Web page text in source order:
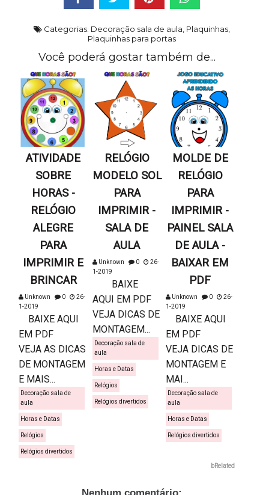
Categorias: Decoração sala de aula, Plaquinhas,
Plaquinhas para portas
Você poderá gostar também de...
ATIVIDADE
SOBRE
HORAS -
RELÓGIO
ALEGRE
PARA
IMPRIMIR E
BRINCAR
Unknown 0
26-
1-2019
BAIXE AQUI
EM PDF
VEJA AS DICAS
DE MONTAGEM
E MAIS...
Decoração sala de
aula
Horas e Datas
Relógios
Relógios divertidos
RELÓGIO
MODELO SOL
PARA
IMPRIMIR -
SALA DE
AULA
Unknown 0
26-
1-2019
BAIXE
AQUI EM PDF
VEJA DICAS DE
MONTAGEM...
Decoração sala de
aula
Horas e Datas
Relógios
Relógios divertidos
MOLDE DE
RELÓGIO
PARA
IMPRIMIR -
PAINEL SALA
DE AULA -
BAIXAR EM
PDF
Unknown 0
26-
1-2019
BAIXE AQUI
EM PDF
VEJA DICAS DE
MONTAGEM E
MAI...
Decoração sala de
aula
Horas e Datas
Relógios divertidos
bRelated